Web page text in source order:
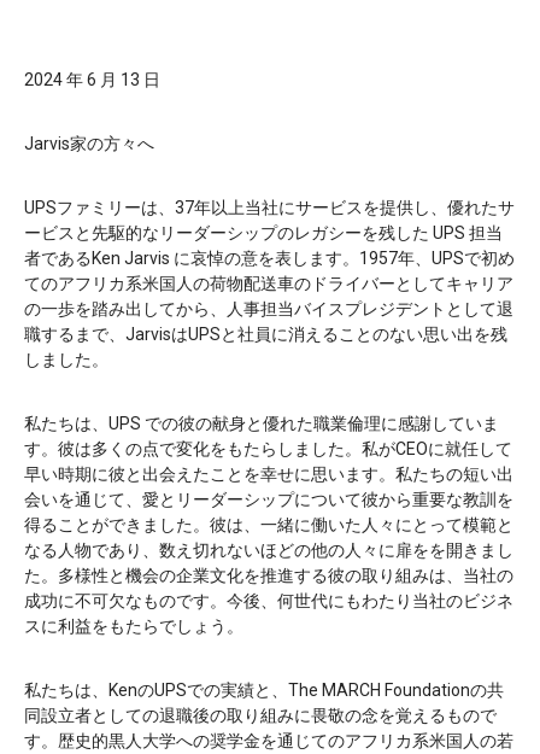
2024 年 6 月 13 日
Jarvis家の方々へ
UPSファミリーは、37年以上当社にサービスを提供し、優れたサ
ービスと先駆的なリーダーシップのレガシーを残した UPS 担当
者であるKen Jarvis に哀悼の意を表します。1957年、UPSで初め
てのアフリカ系米国人の荷物配送車のドライバーとしてキャリア
の一歩を踏み出してから、人事担当バイスプレジデントとして退
職するまで、JarvisはUPSと社員に消えることのない思い出を残
しました。
私たちは、UPS での彼の献身と優れた職業倫理に感謝していま
す。彼は多くの点で変化をもたらしました。私がCEOに就任して
早い時期に彼と出会えたことを幸せに思います。私たちの短い出
会いを通じて、愛とリーダーシップについて彼から重要な教訓を
得ることができました。彼は、一緒に働いた人々にとって模範と
なる人物であり、数え切れないほどの他の人々に扉をを開きまし
た。多様性と機会の企業文化を推進する彼の取り組みは、当社の
成功に不可欠なものです。今後、何世代にもわたり当社のビジネ
スに利益をもたらでしょう。
私たちは、KenのUPSでの実績と、The MARCH Foundationの共
同設立者としての退職後の取り組みに畏敬の念を覚えるもので
す。歴史的黒人大学への奨学金を通じてのアフリカ系米国人の若